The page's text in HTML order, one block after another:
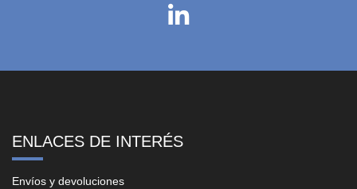
ENLACES DE INTERÉS
Envíos y devoluciones